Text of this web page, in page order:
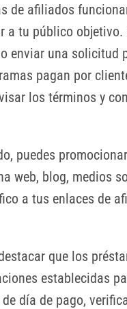
de afiliados
a tu público
enviar una solicitud
pagan por
los términos y
puedes
web, blog, medios
a tus enlaces de
que los
establecidas
día de pago,